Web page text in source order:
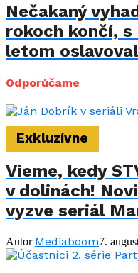
Nečakaný
rokoch končí,
letom oslavoval
Odporúčame
Exkluzívne
Vieme, kedy
v dolinách!
vyzve seriál
Autor Mediaboom7.